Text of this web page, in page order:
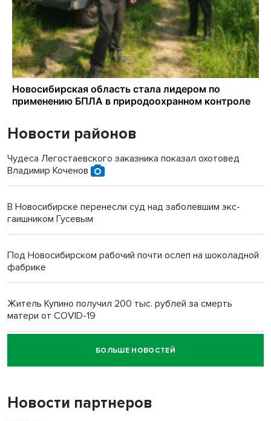
Новости районов
Чудеса Легостаевского заказника показал охотовед
Владимир Коченов
В Новосибирске перенесли суд над заболевшим экс-
гаишником Гусевым
Под Новосибирском рабочий почти ослеп на шоколадной
фабрике
Житель Купино получил 200 тыс. рублей за смерть
матери от COVID-19
Новосибирский суд наказал водителя за смерть
пенсионерки на вокзале
БОЛЬШЕ НОВОСТЕЙ
Новости партнеров